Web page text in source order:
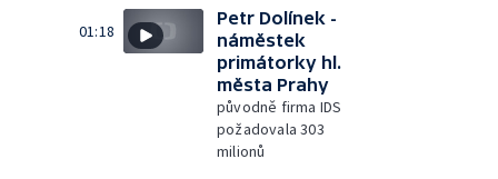
01:18
Petr Dolínek -
náměstek
primátorky hl.
města Prahy
původně firma IDS
požadovala 303
milionů